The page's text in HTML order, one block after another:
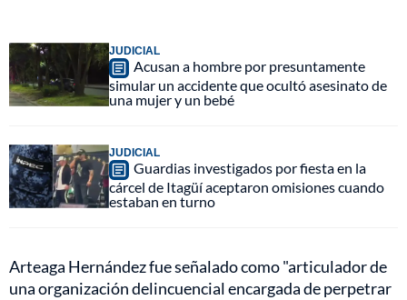
JUDICIAL
Acusan a hombre por presuntamente
simular un accidente que ocultó asesinato de
una mujer y un bebé
JUDICIAL
Guardias investigados por fiesta en la
cárcel de Itagüí aceptaron omisiones cuando
estaban en turno
Arteaga Hernández fue señalado como "articulador de
una organización delincuencial encargada de perpetrar